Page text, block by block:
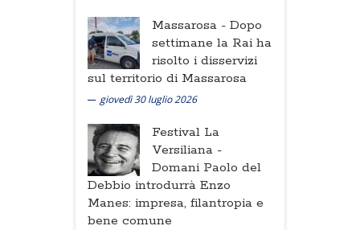
Massarosa - Dopo
settimane la Rai ha
risolto i disservizi
sul territorio di Massarosa
giovedì 30 luglio 2026
Festival La
Versiliana -
Domani Paolo del
Debbio introdurrà Enzo
Manes: impresa, filantropia e
bene comune